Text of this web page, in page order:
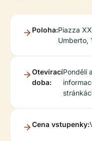
Poloha:Piazza
Umberto,
Otevírací
doba:
Pondělí
Cena vstupenky: